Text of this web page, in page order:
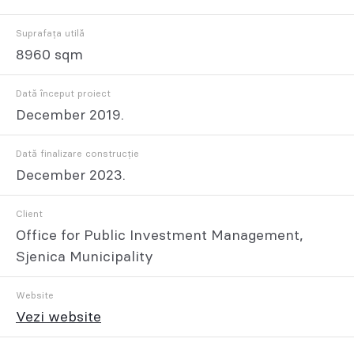
Suprafața utilă
8960 sqm
Dată început proiect
December 2019.
Dată finalizare construcție
December 2023.
Client
Office for Public Investment Management,
Sjenica Municipality
Website
Vezi website